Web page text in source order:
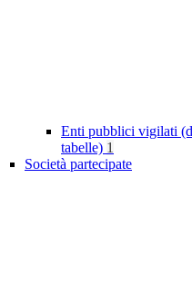
Enti pubblici vigilati
tabelle) 1
Società partecipate